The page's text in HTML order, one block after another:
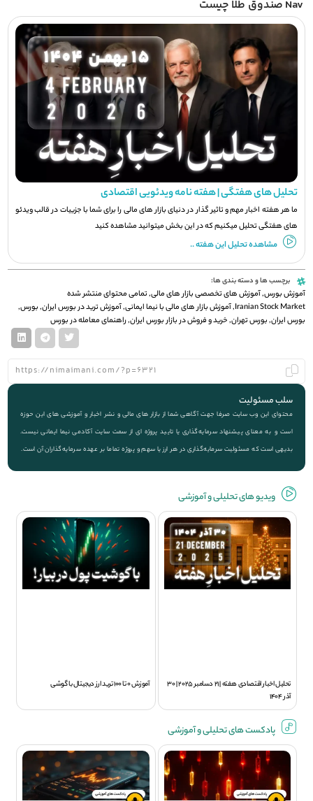
Nav صندوق طلا چیست
تحلیل های هفتگی | هفته نامه ویدئویی اقتصادی
ما هر هفته اخبار مهم و تاثیر گذار در دنیای بازار های مالی را برای شما با جزيیات در قالب ویدئو
های هفتگی تحلیل میکنیم که در این بخش میتوانید مشاهده کنید
مشاهده تحلیل این هفته ..
برچسب ها و دسته بندی ها:
آموزش بورس,آموزش های تخصصی بازار های مالی,تمامی محتوای منتشر شده
Iranian Stock Market
,آموزش بازار های مالی با نیما ایمانی,آموزش ترید در بورس ایران,بورس,
بورس ایران,بورس تهران,خرید و فروش در بازار بورس ایران,راهنمای معامله در بورس
سلب مسئولیت
محتوای این وب سایت صرفا جهت آگاهی شما از بازار های مالی و نشر اخبار و آموزشی های این حوزه
است و به معنای پیشنهاد سرمایه‌گذاری یا تایید پروژه ای از سمت سایت آکادمی نیما ایمانی نیست.
بدیهی است که مسئولیت سرمایه‌گذاری در هر ارز یا سهم و پروژه تماما بر عهده سرمایه‌گذاران آن است.
ویديو های تحلیلی و آموزشی
تحلیل اخبار اقتصادی هفته | 21 دسامبر 2025 | 30
آذر 1404
آموزش 0 تا 100 ترید ارز دیجیتال با گوشی
پادکست های تحلیلی و آموزشی